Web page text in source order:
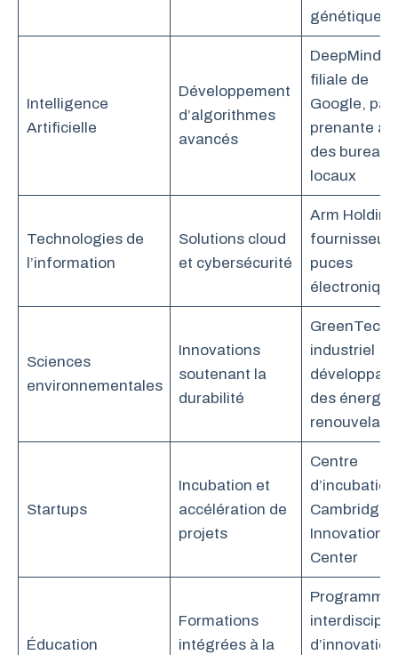
génétique
Intelligence
Artificielle
Développement
d’algorithmes
avancés
DeepMind,
filiale de
Google,
prenante
des bureaux
locaux
Technologies de
l’information
Solutions cloud
et cybersécurité
Arm
fournisseur
puces
Sciences
environnementales
Innovations
soutenant la
durabilité
GreenTech
industriel
développant
des
Startups
Incubation et
accélération de
projets
Centre
d’incubation
Cambridge
Innovation
Center
Éducation
Formations
intégrées à la